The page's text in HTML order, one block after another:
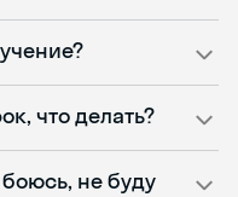
что делать?
не буду